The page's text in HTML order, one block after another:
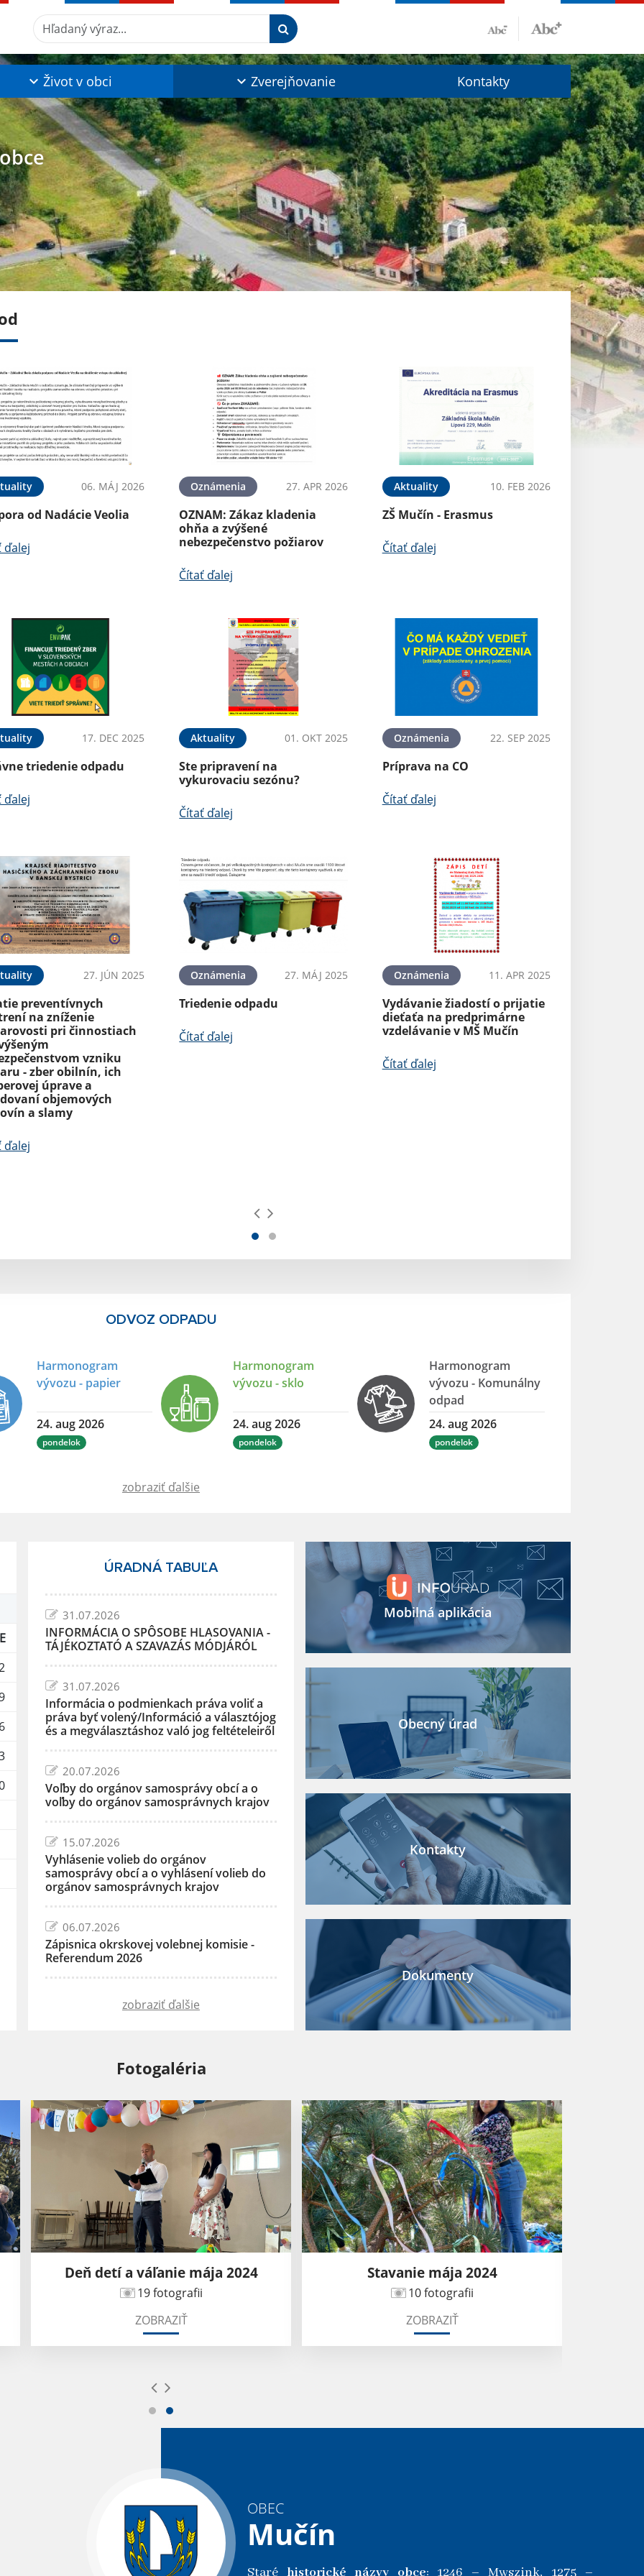
Hľadaný výraz...
Život v obci Zverejňovanie Kontakty
06. MÁJ 2026
od Nadácie Veolia
ďalej
Oznámenia 27. APR 2026
OZNAM: Zákaz kladenia
ohňa a zvýšené
nebezpečenstvo požiarov
Čítať ďalej
Aktuality 10. FEB 2026
ZŠ Mučín - Erasmus
Čítať ďalej
17. DEC 2025
triedenie odpadu
ďalej
Aktuality 01. OKT 2025
Ste pripravení na
vykurovaciu sezónu?
Čítať ďalej
Oznámenia 22. SEP 2025
Príprava na CO
Čítať ďalej
27. JÚN 2025
preventívnych
na zníženie
pri činnostiach
vzniku
- zber obilnín, ich
úprave a
objemových
a slamy
ďalej
Oznámenia 27. MÁJ 2025
Triedenie odpadu
Čítať ďalej
Oznámenia 11. APR 2025
Vydávanie žiadostí o prijatie
dieťaťa na predprimárne
vzdelávanie v MŠ Mučín
Čítať ďalej
ODVOZ ODPADU
Harmonogram
vývozu - papier
24. aug 2026
pondelok
Harmonogram
vývozu - sklo
24. aug 2026
pondelok
Harmonogram
vývozu - Komunálny
odpad
24. aug 2026
pondelok
zobraziť ďalšie
ÚRADNÁ TABUĽA
31.07.2026
INFORMÁCIA O SPÔSOBE HLASOVANIA -
TÁJÉKOZTATÓ A SZAVAZÁS MÓDJÁRÓL
31.07.2026
Informácia o podmienkach práva voliť a
práva byť volený/Információ a választójog
és a megválasztáshoz való jog feltételeiről
20.07.2026
Voľby do orgánov samosprávy obcí a o
voľby do orgánov samosprávnych krajov
15.07.2026
Vyhlásenie volieb do orgánov
samosprávy obcí a o vyhlásení volieb do
orgánov samosprávnych krajov
06.07.2026
Zápisnica okrskovej volebnej komisie -
Referendum 2026
zobraziť ďalšie
Mobilná aplikácia
Obecný úrad
Kontakty
Dokumenty
Fotogaléria
Deň detí a váľanie mája 2024
19 fotografii
ZOBRAZIŤ
Stavanie mája 2024
10 fotografii
ZOBRAZIŤ
OBEC
Mučín
Staré historické názvy obce: 1246 – Mwszink, 1275 –